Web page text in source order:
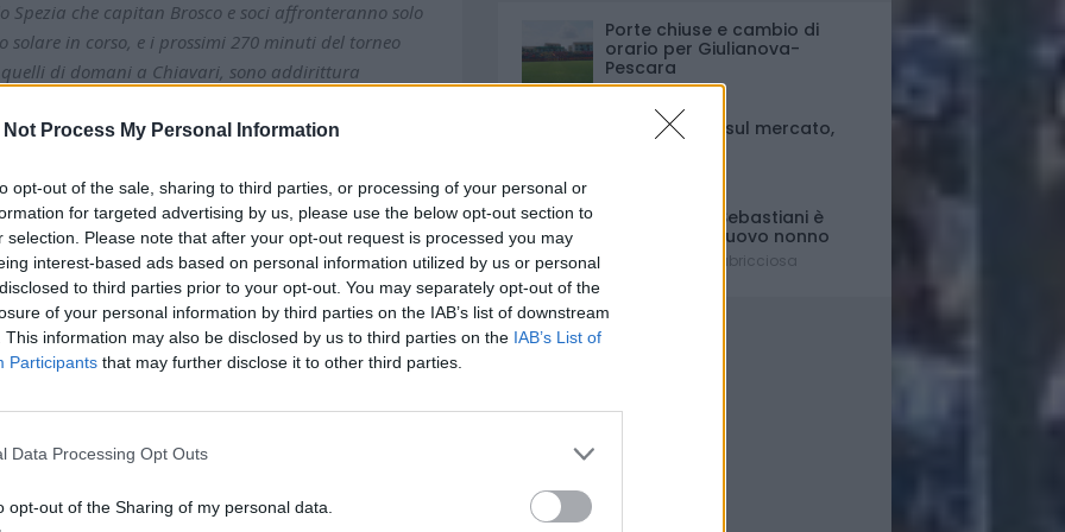
Not Process My Personal Information
opt-out of the sale, sharing to third parties, or processing of your personal or
for targeted advertising by us, please use the below opt-out section to
selection. Please note that after your opt-out request is processed you may
interest-based ads based on personal information utilized by us or personal
to third parties prior to your opt-out. You may separately opt-out of the
of your personal information by third parties on the IAB’s list of downstream
This information may also be disclosed by us to third parties on the IAB’s List of
Participants that may further disclose it to other third parties.
Data Processing Opt Outs
opt-out of the Sharing of my personal data.
Spezia che capitan Brosco e soci affronteranno solo
in corso, e i prossimi 270 minuti del torneo
di domani a Chiavari, sono addirittura
che condividono lo stesso obiettivo, la
tre punti. Dunque, i liguri, imbattuti in casa, puntano
mentre gli ospiti, sempre battuti lontano
in un aggancio che rappresenterebbe anche
truppa in emergenza. Al Comunale Enrico
nel cammino di un Delfino che poi
neopromossa, l'Avellino dei tanti ex, a
ha il doppio dei punti dei biancazzurri e che attende
che la nona giornata di B propone. Oltre ad
anche Bari-Mantova ed è chiaro che i punti
doppio e riflessi importanti nella graduatoria. Il
lontano da casa (sarebbe la prima volta in
è andato finora sempre ko) e farlo contro
anche di pensare alle prossime due
del cambio di mese, con meno pressioni. La terza
Porte chiuse e cambio di
orario per Giulianova-
Pescara
Ultim'ora
Fase di stallo sul mercato,
Il presidente Sebastiani è
diventato di nuovo nonno
È nato Lorenzo Labricciosa